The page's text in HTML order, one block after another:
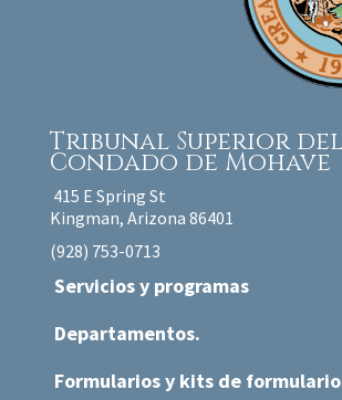
Tribunal Superior del
Condado de Mohave
415 E Spring St
Kingman, Arizona 86401
(928) 753-0713
Servicios y programas
Departamentos.
Formularios y kits de